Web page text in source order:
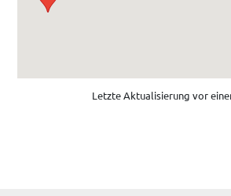
Letzte Aktualisierung vor